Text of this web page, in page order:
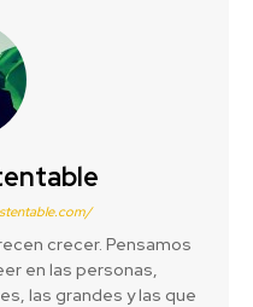
crecer. Pensamos
en las personas,
las grandes y las que